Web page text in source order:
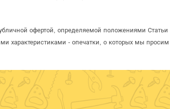
офертой, определяемой положениями Статьи
характеристиками - опечатки, о которых мы просим